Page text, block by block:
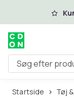
Spring til
Søg efter
Startside Tøj